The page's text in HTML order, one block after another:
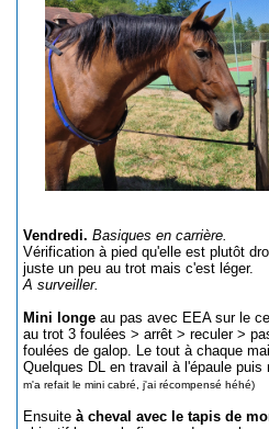
Vendredi. Basiques en carrière.
Vérification à pied qu'elle est plutôt
juste un peu au trot mais c'est léger.
A surveiller.
Mini longe au pas avec EEA sur le
au trot 3 foulées > arrêt > reculer >
foulées de galop. Le tout à chaque
Quelques DL en travail à l'épaule puis
m'a refait le mini cabré, j'ai récompensé héhé)
Ensuite à cheval avec le tapis de